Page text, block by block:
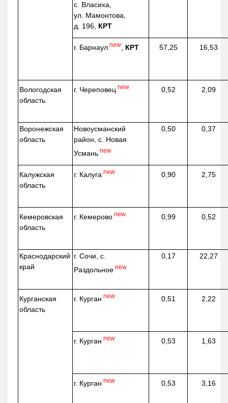
с. Власиха,
ул. Мамонтова,
д. 196, КРТ
г. Барнаул new КРТ 57,25 16,53
Вологодская
область
г. Череповец new 0,52 2,09
Воронежская
область
Новоусманский
район, с. Новая
Усмань new
0,50 0,37
Калужская
область
г. Калуга new 0,90 2,75
Кемеровская
область
г. Кемерово new 0,99 0,52
Краснодарский
край
г. Сочи, с.
Раздольное new
0,17 22,27
Курганская
область
г. Курган new 0,51 2,22
г. Курган new 0,53 1,63
г. Курган new 0,53 3,16